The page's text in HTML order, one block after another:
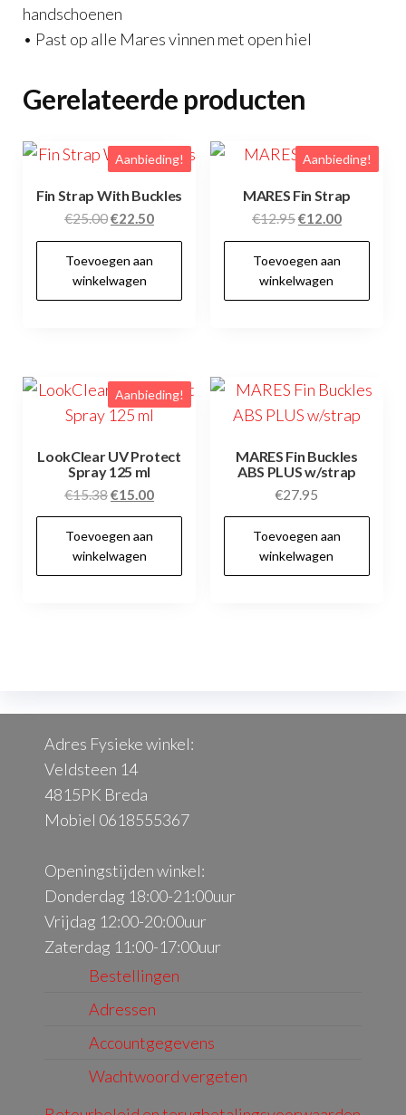
handschoenen
• Past op alle Mares vinnen met open hiel
Gerelateerde producten
Aanbieding!
Fin Strap With Buckles
€25.00Oorspronkelijke
prijs
was:
€25.00.
€22.50Huidige
prijs
Toevoegen aan
winkelwagen
Aanbieding!
MARES Fin Strap
€12.95Oorspronkelijke
prijs
was:
€12.95.
€12.00Huidige
prijs
Toevoegen aan
winkelwagen
Aanbieding!
LookClear UV Protect
Spray 125 ml
€15.38Oorspronkelijke
prijs
was:
€15.38.
€15.00Huidige
prijs
Toevoegen aan
winkelwagen
MARES Fin Buckles
ABS PLUS w/strap
€27.95
Toevoegen aan
winkelwagen
Adres Fysieke winkel:
Veldsteen 14
4815PK Breda
Mobiel 0618555367
Openingstijden winkel:
Donderdag 18:00-21:00uur
Vrijdag 12:00-20:00uur
Zaterdag 11:00-17:00uur
Bestellingen
Adressen
Accountgegevens
Wachtwoord vergeten